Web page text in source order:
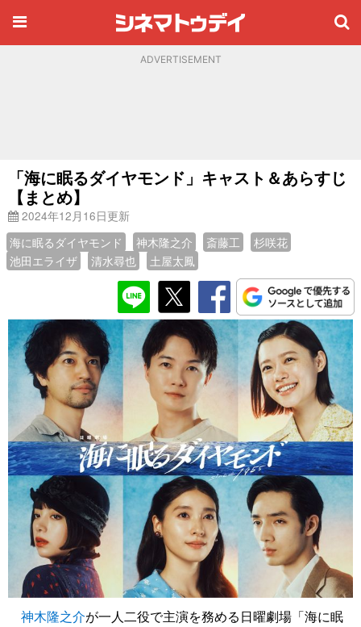
ADVERTISEMENT
「海に眠るダイヤモンド」キャスト＆あらすじ
【まとめ】
2024年12月16日更新
海に眠るダイヤモンド
神木隆之介 斎藤工
杉咲花
池田エライザ
清水尋也 土屋太鳳
神木隆之介が一人二役で主演を務める日曜劇場「海に眠